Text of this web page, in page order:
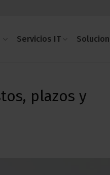
Servicios IT
plazos y